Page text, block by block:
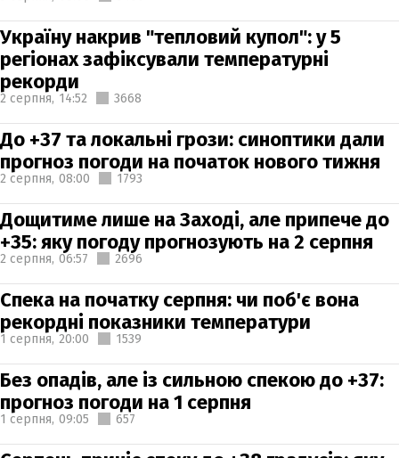
Україну накрив "тепловий купол": у 5
регіонах зафіксували температурні
рекорди
2 серпня, 14:52 3668
До +37 та локальні грози: синоптики дали
прогноз погоди на початок нового тижня
2 серпня, 08:00 1793
Дощитиме лише на Заході, але припече до
+35: яку погоду прогнозують на 2 серпня
2 серпня, 06:57 2696
Спека на початку серпня: чи поб'є вона
рекордні показники температури
1 серпня, 20:00 1539
Без опадів, але із сильною спекою до +37:
прогноз погоди на 1 серпня
1 серпня, 09:05 657